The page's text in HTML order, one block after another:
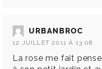
URBANBROC
12 JUILLET 2011 À 13:08
La rose me fait